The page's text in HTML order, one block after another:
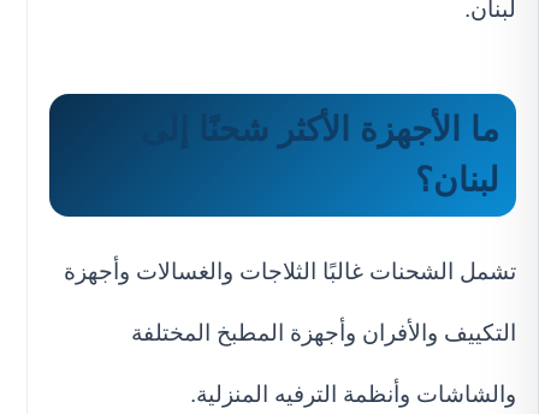
لبنان.
ما الأجهزة الأكثر شحنًا إلى
لبنان؟
تشمل الشحنات غالبًا الثلاجات والغسالات وأجهزة
التكييف والأفران وأجهزة المطبخ المختلفة
والشاشات وأنظمة الترفيه المنزلية.